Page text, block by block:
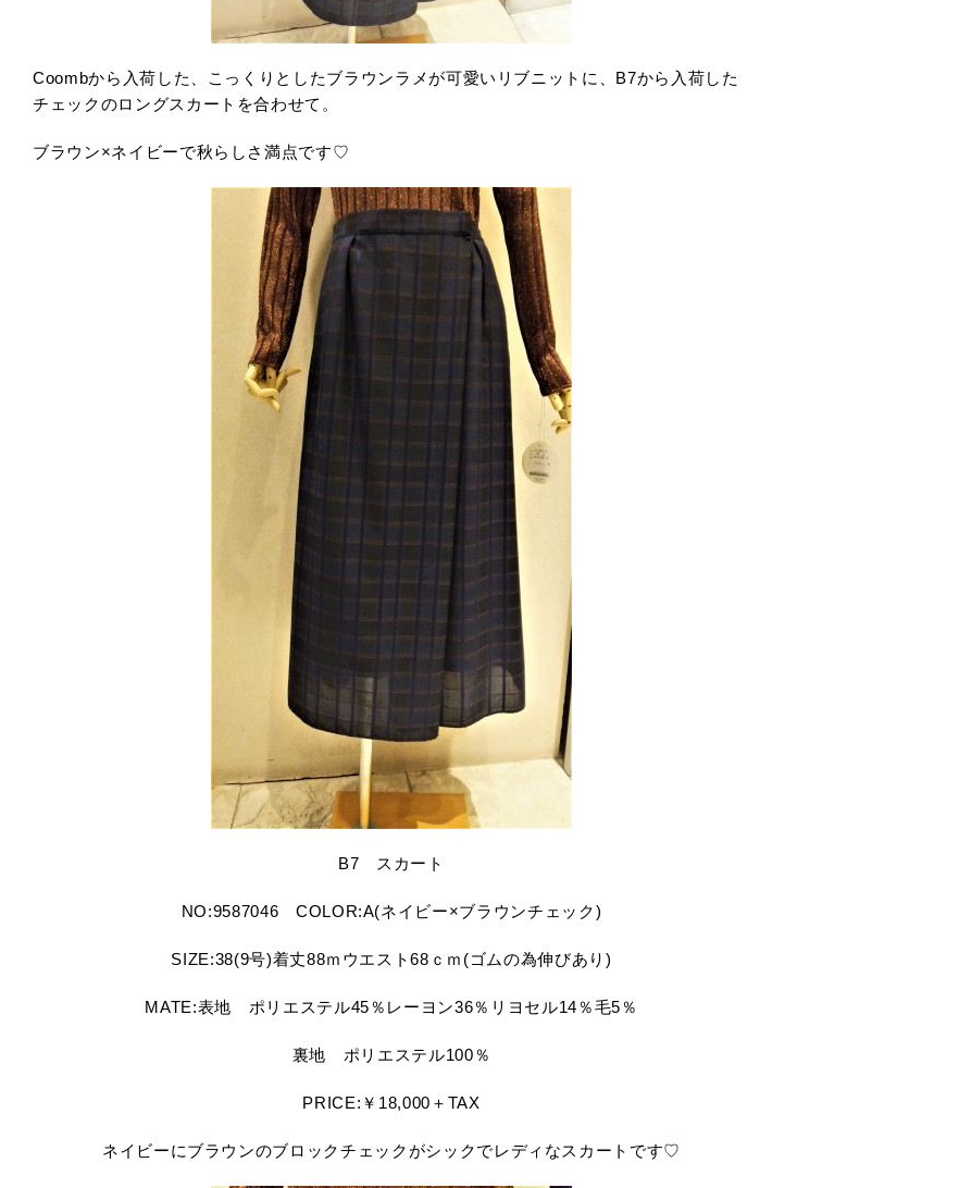
Coombから入荷した、こっくりとしたブラウンラメが可愛いリブニットに、B7から入荷した
チェックのロングスカートを合わせて。
ブラウン×ネイビーで秋らしさ満点です♡
B7 スカート
NO:9587046 COLOR:A(ネイビー×ブラウンチェック)
SIZE:38(9号)着丈88ｍウエスト68ｃｍ(ゴムの為伸びあり)
MATE:表地 ポリエステル45％レーヨン36％リヨセル14％毛5％
裏地 ポリエステル100％
PRICE:￥18,000＋TAX
ネイビーにブラウンのブロックチェックがシックでレディなスカートです♡